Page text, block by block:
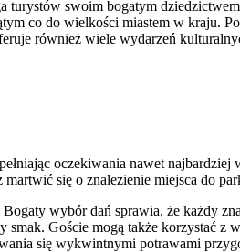
turystów swoim bogatym
co do wielkości miastem w kraju.
również wiele wydarzeń
oczekiwania nawet
się o znalezienie miejsca do
wybór dań sprawia, że każdy
Goście mogą także korzystać
się wykwintnymi potrawami